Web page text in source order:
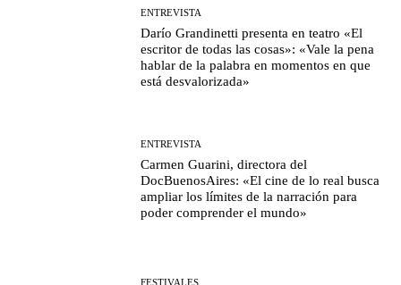
ENTREVISTA
Darío Grandinetti presenta en teatro «El
escritor de todas las cosas»: «Vale la pena
hablar de la palabra en momentos en que
está desvalorizada»
ENTREVISTA
Carmen Guarini, directora del
DocBuenosAires: «El cine de lo real busca
ampliar los límites de la narración para
poder comprender el mundo»
FESTIVALES